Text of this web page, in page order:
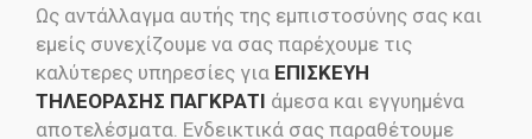
Ως αντάλλαγμα αυτής της εμπιστοσύνης σας και
εμείς συνεχίζουμε να σας παρέχουμε τις
καλύτερες υπηρεσίες για ΕΠΙΣΚΕΥΗ
ΤΗΛΕΟΡΑΣΗΣ ΠΑΓΚΡΑΤΙ άμεσα και εγγυημένα
αποτελέσματα. Ενδεικτικά σας παραθέτουμε